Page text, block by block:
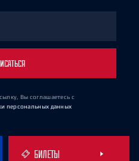
Вы соглашаетесь с
персональных данных
БИЛЕТЫ